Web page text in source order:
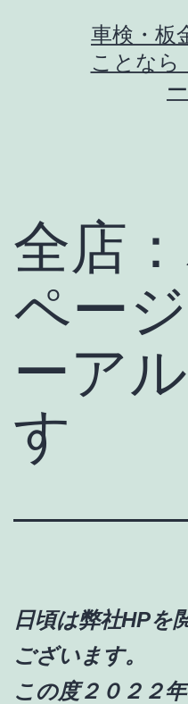
車検・板
ことな
全店
ペー
ーア
す
日頃は弊社HPを
ございます。
この度２０２２